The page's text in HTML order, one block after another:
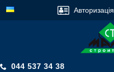
Авторизація
044 537 34 38